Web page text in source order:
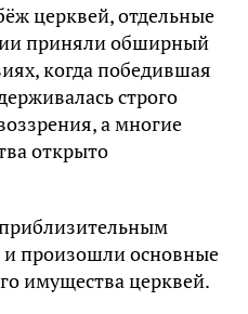
церквей, отдельные
приняли обширный
когда победившая
строго
а многие
открыто
и произошли основные
имущества церквей.